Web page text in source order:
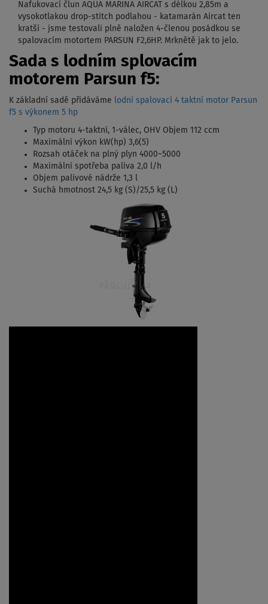
Nafukovací člun AQUA MARINA AIRCAT s délkou 2,85m a
vysokotlakou drop-stitch podlahou - katamarán Aircat ten
kratší - jsme testovali plně naložen 4-členou posádkou se
spalovacím motortem PARSUN F2,6HP. Mrknětě jak to jelo.
Sada s lodním splovacím
motorem Parsun f5:
K základní sadě přidáváme lodní spalovací 4 taktní motor Parsun
f5 s výkonem 5 hp
Typ motoru 4-taktní, 1-válec, OHV Objem 112 ccm
Maximální výkon kW(hp) 3,6(5)
Rozsah otáček na plný plyn 4000~5000
Maximální spotřeba paliva 2,0 l/h
Objem palivové nádrže 1,3 l
Suchá hmotnost 24,5 kg (S)/25,5 kg (L)